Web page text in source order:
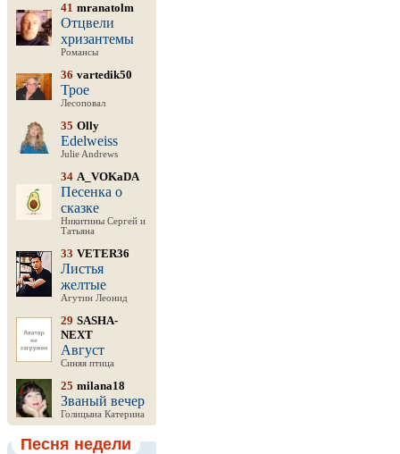
41 mranatolm
Отцвели
хризантемы
Романсы
36 vartedik50
Трое
Лесоповал
35 Olly
Edelweiss
Julie Andrews
34 A_VOKaDA
Песенка о
сказке
Никитины Сергей и
Татьяна
33 VETER36
Листья
желтые
Агутин Леонид
29 SASHA-
NEXT
Август
Синяя птица
25 milana18
Званый вечер
Голицына Катерина
Песня недели